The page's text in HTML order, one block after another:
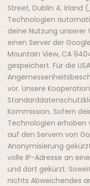
Street, Dublin 4, Irland
Technologien
deine Nutzung unserer
einen Server der
Mountain View, CA
gespeichert. Für die
vor. Unsere
Kommission. Sofern
Technologien erhoben
auf den Servern von
Anonymisierung
volle IP-Adresse an
und dort gekürzt.
nichts Abweichendes